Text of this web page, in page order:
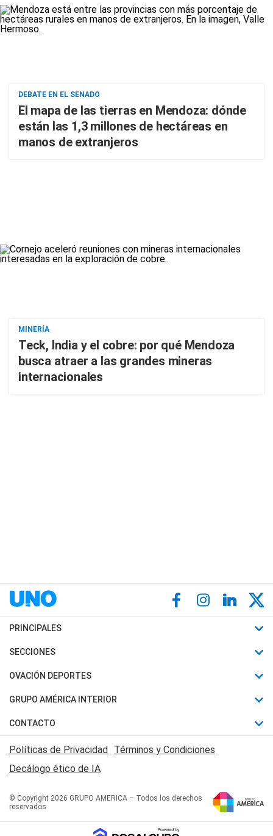
DEBATE EN EL SENADO
El mapa de las tierras en Mendoza: dónde
están las 1,3 millones de hectáreas en
manos de extranjeros
MINERÍA
Teck, India y el cobre: por qué Mendoza
busca atraer a las grandes mineras
internacionales
PRINCIPALES
Últimas Noticias
Política
Judiciales
Economia
SECCIONES
Horóscopo
Motores
Trucos caseros
Series y Películas
Edictos y Solicitadas
OVACIÓN DEPORTES
Fútbol
Mundial
Automovilismo
Rugby
Básquet
GRUPO AMÉRICA INTERIOR
Canal 7 en Vivo
San Juan 8
CONTACTO
Acerca de Nosotros
Contactanos
Políticas de Privacidad Términos y Condiciones
Decálogo ético de IA
© Copyright 2026 GRUPO AMERICA – Todos los derechos
reservados